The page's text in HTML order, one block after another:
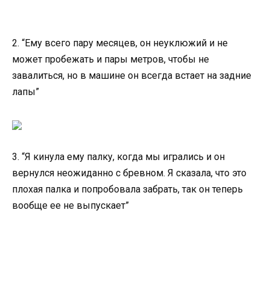
2. “Ему всего пару месяцев, он неуклюжий и не
может пробежать и пары метров, чтобы не
завалиться, но в машине он всегда встает на задние
лапы”
3. “Я кинула ему палку, когда мы игрались и он
вернулся неожиданно с бревном. Я сказала, что это
плохая палка и попробовала забрать, так он теперь
вообще ее не выпускает”